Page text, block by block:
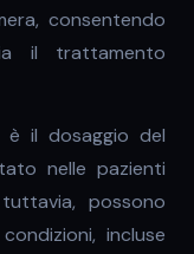
consentendo
il trattamento
è il dosaggio del
nelle pazienti
possono
incluse